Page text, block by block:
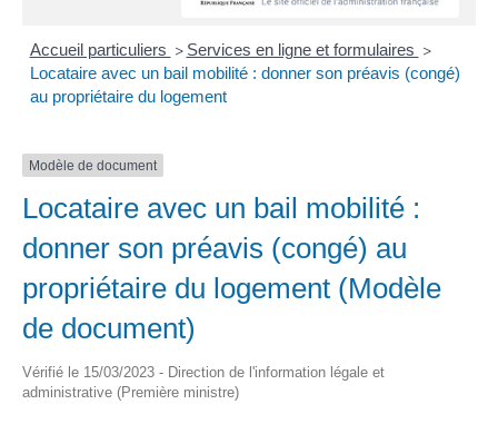
Accueil particuliers > Services en ligne et formulaires >
Locataire avec un bail mobilité : donner son préavis (congé)
au propriétaire du logement
Modèle de document
Locataire avec un bail mobilité :
donner son préavis (congé) au
propriétaire du logement (Modèle
de document)
Vérifié le 15/03/2023 - Direction de l'information légale et
administrative (Première ministre)